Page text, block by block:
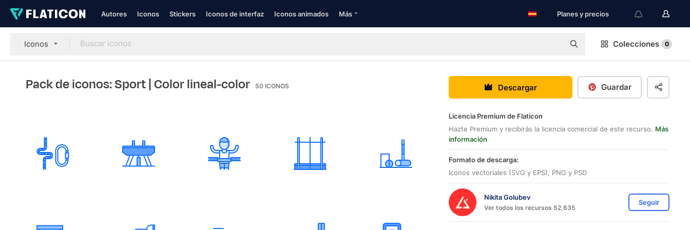
Autores Iconos Stickers Iconos de interfaz Iconos animados Más Planes y precios
Iconos Colecciones 0
Pack de iconos: Sport| Color lineal-color 50 ICONOS Descargar Guardar
Licencia Premium de Flaticon
Hazte Premium y recibirás la licencia comercial de este recurso. Más
información
Formato de descarga:
Iconos vectoriales (SVG y EPS), PNG y PSD
Nikita Golubev
Ver todos los recursos 52,635
Seguir